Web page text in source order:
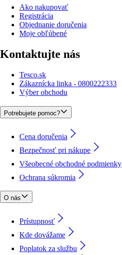
Ako nakupovať
Registrácia
Objednanie doručenia
Moje obľúbené
Kontaktujte nás
Tesco.sk
Zákaznícka linka - 0800222333
Výber obchodu
Potrebujete pomoc?
Cena doručenia
Bezpečnosť pri nákupe
Všeobecné obchodné podmienky
Ochrana súkromia
O nás
Prístupnosť
Kde dovážame
Poplatok za službu